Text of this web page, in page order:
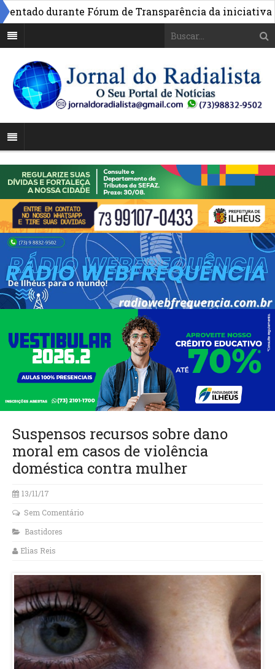
durante Fórum de Transparência da iniciativa em
Suspensos recursos sobre dano
moral em casos de violência
doméstica contra mulher
13/11/17
Sem Comentário
Bastidores
Elias Reis